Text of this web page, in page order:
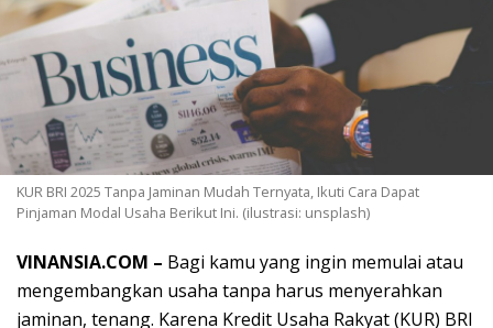
KUR BRI 2025 Tanpa Jaminan Mudah Ternyata, Ikuti Cara Dapat
Pinjaman Modal Usaha Berikut Ini. (ilustrasi: unsplash)
VINANSIA.COM – Bagi kamu yang ingin memulai atau
mengembangkan usaha tanpa harus menyerahkan
jaminan, tenang. Karena Kredit Usaha Rakyat (KUR) BRI